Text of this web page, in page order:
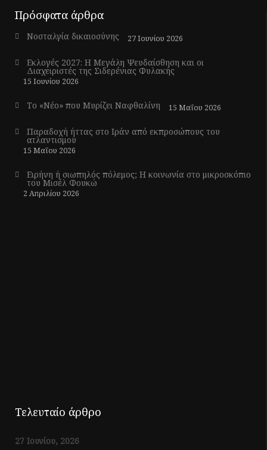
Πρόσφατα άρθρα
Νοσταλγία δικαιοσύνης 27 Ιουνίου 2026
Εκλογές 2027: Η Μεγάλη Ψευδαίσθηση και οι
Διαχειριστές της Σιδερένιας Φυλακής
15 Ιουνίου 2026
Το «Νέο» που Μυρίζει Ναφθαλίνη 15 Μαΐου 2026
Παραδοχή ήττας στο Ιράν από εκπροσώπους του
ατλαντισμού
15 Μαΐου 2026
Ειρήνη ή σιωπηλός πόλεμος; Η κοινωνία στο μικροσκόπιο
του Μισέλ Φουκώ
2 Απριλίου 2026
Τελευταίο άρθρο
27 Ιουνίου, 2026